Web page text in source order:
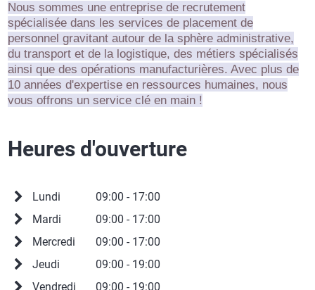
Nous sommes une entreprise de recrutement
spécialisée dans les services de placement de
personnel gravitant autour de la sphère administrative,
du transport et de la logistique, des métiers spécialisés
ainsi que des opérations manufacturières. Avec plus de
10 années d'expertise en ressources humaines, nous
vous offrons un service clé en main !
Heures d'ouverture
Lundi
09:00 - 17:00
Mardi
09:00 - 17:00
Mercredi
09:00 - 17:00
Jeudi
09:00 - 19:00
Vendredi
09:00 - 19:00